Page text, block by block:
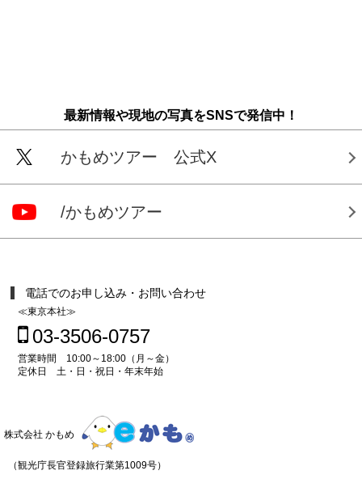
最新情報や現地の写真をSNSで発信中！
かもめツアー 公式X
/かもめツアー
電話でのお申し込み・お問い合わせ
≪東京本社≫
03-3506-0757
営業時間 10:00～18:00（月～金）
定休日 土・日・祝日・年末年始
株式会社 かもめ
（観光庁長官登録旅行業第1009号）